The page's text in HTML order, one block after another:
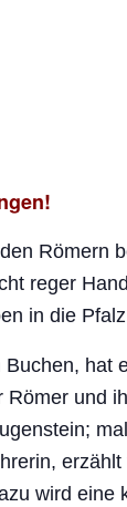
Römern
reger
in die
hat
und
wird eine